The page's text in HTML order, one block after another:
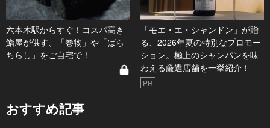
六本木駅からすぐ！コスパ高き
鮨屋が供す、「巻物」や「ばら
ちらし」をご自宅で！
「モエ・エ・シャンドン」が贈
る、2026年夏の特別なプロモー
ション。極上のシャンパンを味
わえる厳選店舗を一挙紹介！
PR
おすすめ記事